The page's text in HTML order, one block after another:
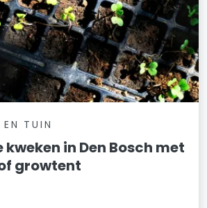
TUIN
in Den Bosch met
growtent